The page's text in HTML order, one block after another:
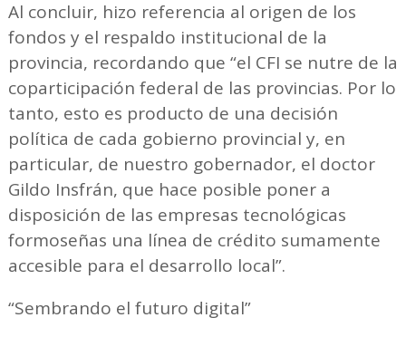
Al concluir, hizo referencia al origen de los
fondos y el respaldo institucional de la
provincia, recordando que “el CFI se nutre de la
coparticipación federal de las provincias. Por lo
tanto, esto es producto de una decisión
política de cada gobierno provincial y, en
particular, de nuestro gobernador, el doctor
Gildo Insfrán, que hace posible poner a
disposición de las empresas tecnológicas
formoseñas una línea de crédito sumamente
accesible para el desarrollo local”.
“Sembrando el futuro digital”